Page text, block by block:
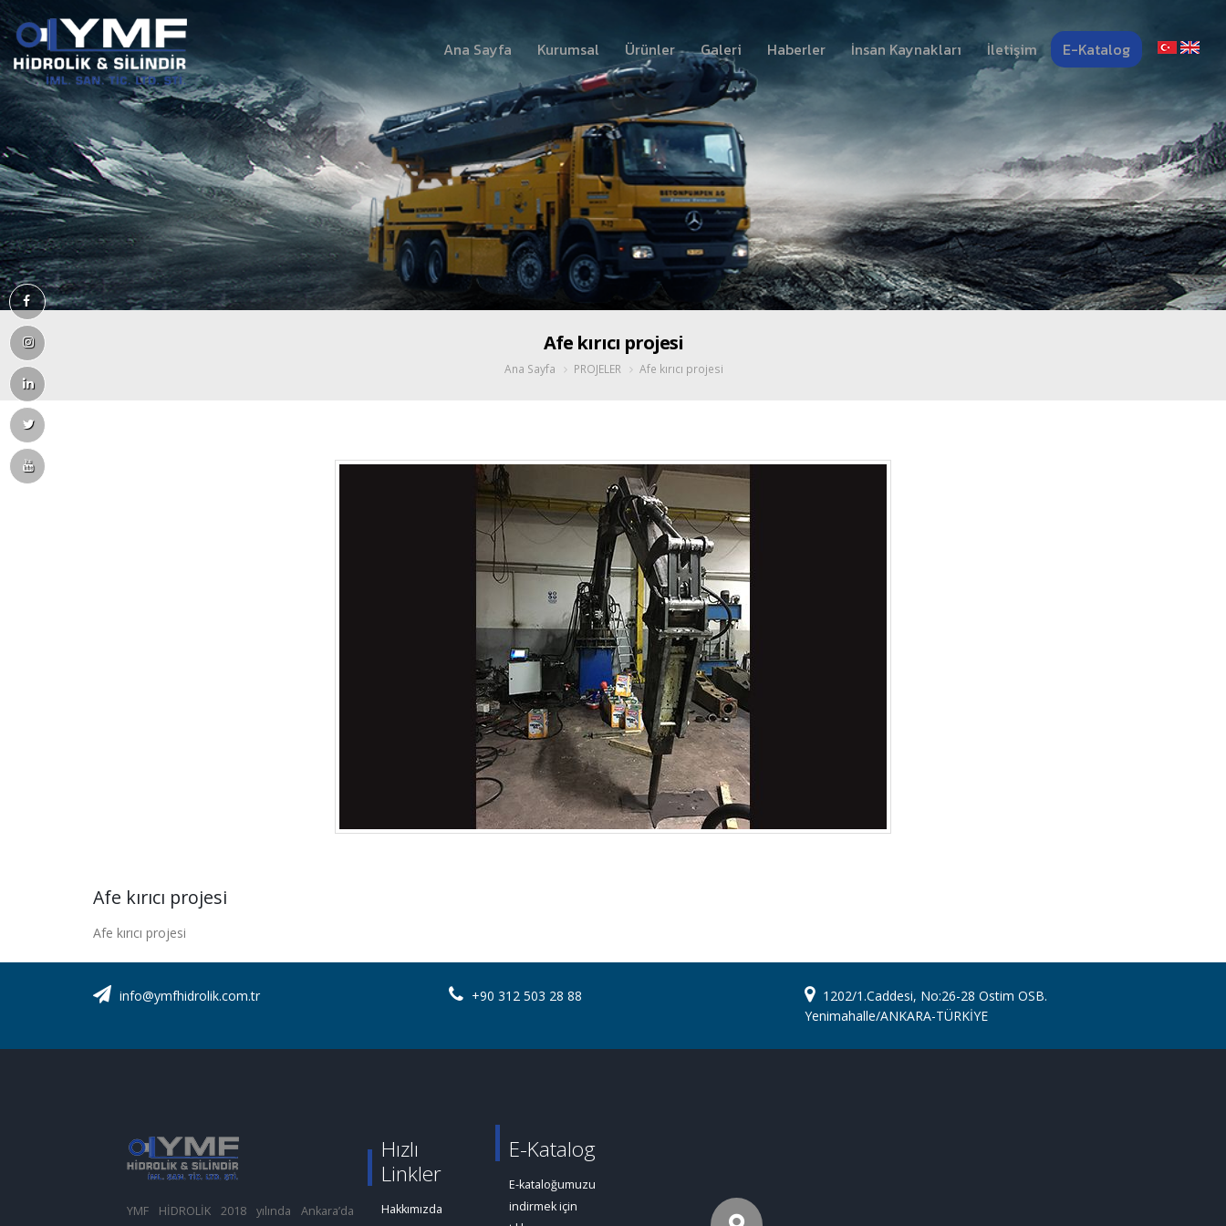
Ana Sayfa Kurumsal Ürünler Galeri Haberler İnsan Kaynakları İletişim E-Katalog
Afe kırıcı projesi
Ana Sayfa PROJELER Afe kırıcı projesi
Afe kırıcı projesi
Afe kırıcı projesi
info@ymfhidrolik.com.tr +90 312 503 28 88
1202/1.Caddesi, No:26-28 Ostim OSB.
Yenimahalle/ANKARA-TÜRKİYE
YMF HİDROLİK 2018 yılında Ankara’da
Hızlı
Linkler
Hakkımızda
E-Katalog
E-kataloğumuzu
indirmek için